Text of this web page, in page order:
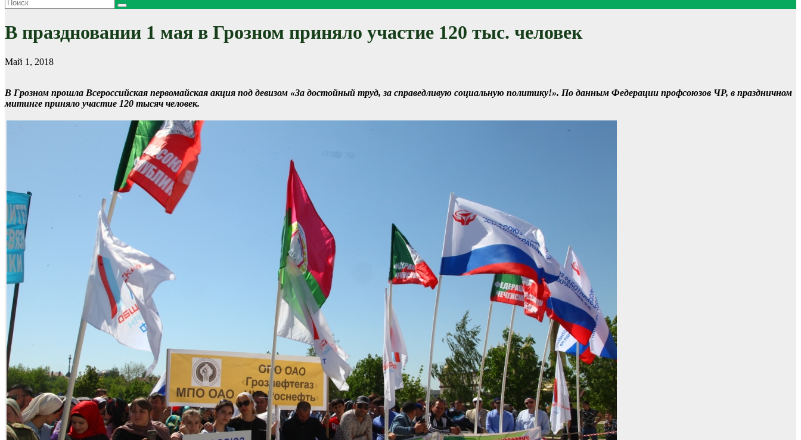
В праздновании 1 мая в Грозном приняло участие 120 тыс. человек
Май 1, 2018
В Грозном прошла Всероссийская первомайская акция под девизом «За достойный труд, за справедливую социальную политику!». По данным Федерации профсоюзов ЧР, в праздничном
митинге приняло участие 120 тысяч человек.